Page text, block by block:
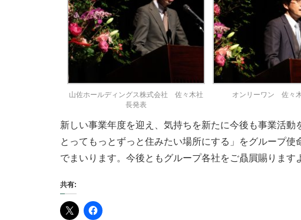
山佐ホールディングス株式会社 佐々木社
長発表
オンリーワン 佐々
新しい事業年度を迎え、気持ちを新たに今後も事業活
とってもっとずっと住みたい場所にする」をグループ
でまいります。今後ともグループ各社をご贔屓賜ります
共有: